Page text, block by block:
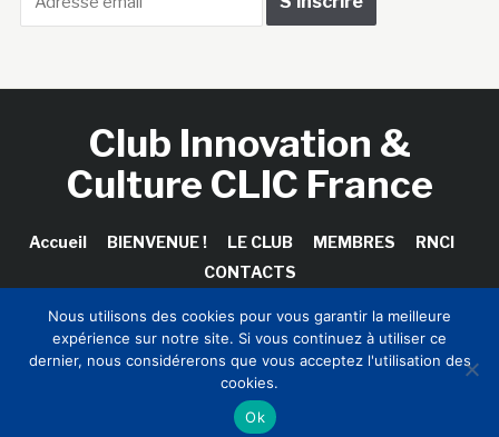
Club Innovation &
Culture CLIC France
Accueil BIENVENUE ! LE CLUB MEMBRES
RNCI
CONTACTS
Copyright © 2026 Club Innovation & Culture CLIC France /
Sinapses Conseils
Nous utilisons des cookies pour vous garantir la meilleure
expérience sur notre site. Si vous continuez à utiliser ce
dernier, nous considérerons que vous acceptez l'utilisation des
cookies.
Ok